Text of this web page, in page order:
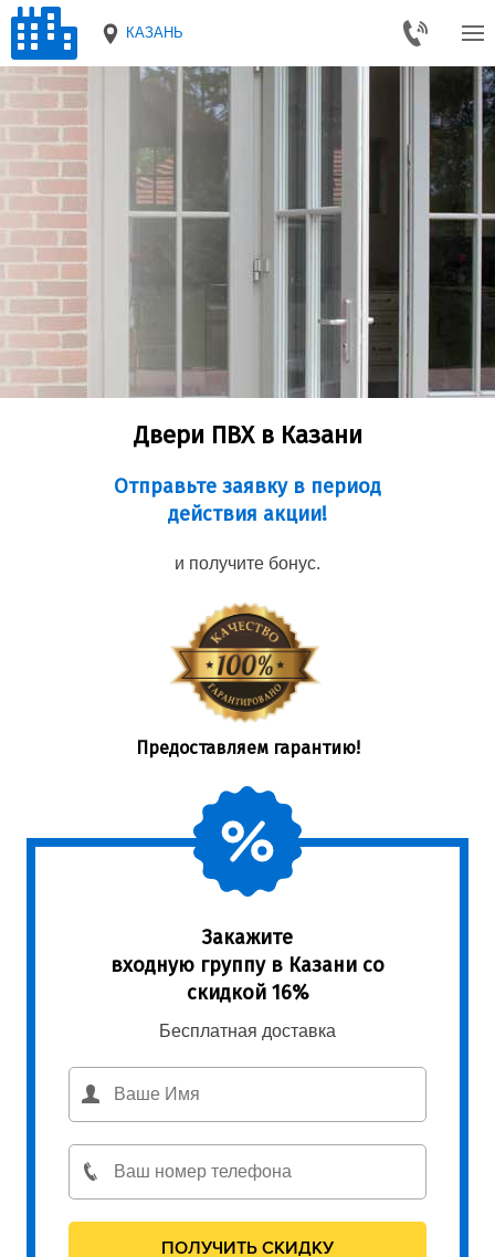
КАЗАНЬ
Двери ПВХ в Казани
Отправьте заявку в период
действия акции!
и получите бонус.
Предоставляем гарантию!
Закажите
входную группу в Казани со
скидкой 16%
Бесплатная доставка